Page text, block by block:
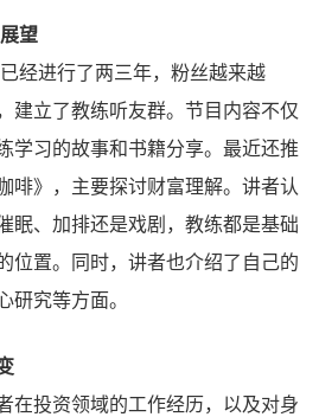
望
经进行了两三年，粉丝越来越
建立了教练听友群。节目内容不仅
学习的故事和书籍分享。最近还推
啡》，主要探讨财富理解。讲者认
眠、加排还是戏剧，教练都是基础
位置。同时，讲者也介绍了自己的
究等方面。
在投资领域的工作经历，以及对身